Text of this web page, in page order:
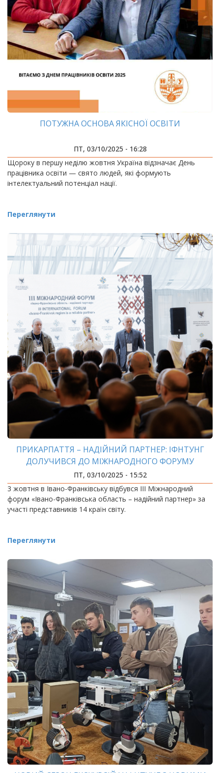
ПОТУЖНА ОСНОВА ЯКІСНОЇ ОСВІТИ
ПТ, 03/10/2025 - 16:28
Щороку в першу неділю жовтня Україна відзначає День
працівника освіти — свято людей, які формують
інтелектуальний потенціал нації.
Переглянути
ПРИКАРПАТТЯ – НАДІЙНИЙ ПАРТНЕР: ІФНТУНГ
ДОЛУЧИВСЯ ДО МІЖНАРОДНОГО ФОРУМУ
ПТ, 03/10/2025 - 15:52
3 жовтня в Івано-Франківську відбувся ІІІ Міжнародний
форум «Івано-Франківська область – надійний партнер» за
участі представників 14 країн світу.
Переглянути